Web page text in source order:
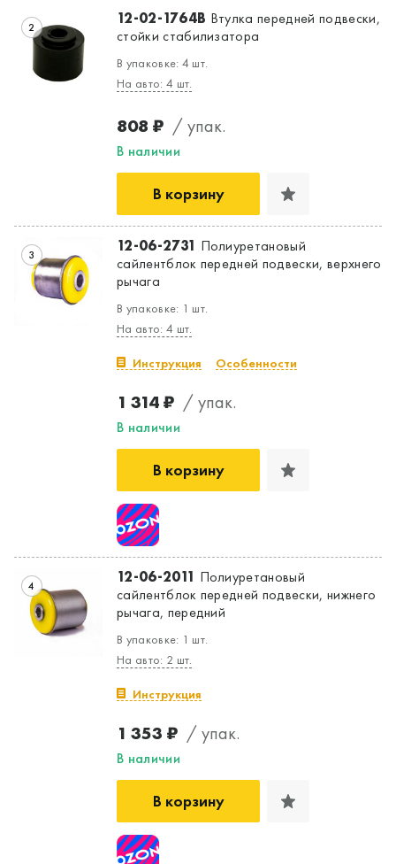
Да, верно
2 12-02-1764B Втулка передней подвески,
стойки стабилизатора
В упаковке: 4 шт.
На авто: 4 шт.
808 ₽ / упак.
В наличии
В корзину
3 12-06-2731 Полиуретановый
сайлентблок передней подвески, верхнего
рычага
В упаковке: 1 шт.
На авто: 4 шт.
Инструкция Особенности
1 314 ₽ / упак.
В наличии
В корзину
4 12-06-2011 Полиуретановый
сайлентблок передней подвески, нижнего
рычага, передний
В упаковке: 1 шт.
На авто: 2 шт.
Инструкция
1 353 ₽ / упак.
В наличии
В корзину